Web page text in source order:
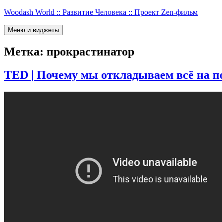
Перейти
содержимому
Woodash World :: Развитие Человека :: Проект Zen-фильм
Меню и виджеты
Метка: прокрастинатор
TED | Почему мы откладываем всё на